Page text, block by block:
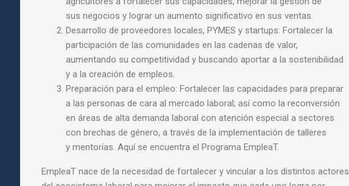
sus negocios y lograr un aumento significativo en sus ventas.
Desarrollo de proveedores locales, PYMES y startups: Fortalecer la
participación de las comunidades en las cadenas de valor,
aumentando su competitividad y buscando aportar a la sostenibilidad
y a la creación de empleos.
Preparación para el empleo: Fortalecer las capacidades para preparar
a las personas de cara al mercado laboral; así como la reconversión
en áreas de alta demanda laboral con atención especial a sectores
con brechas de género, a través de la implementación de talleres
y mentorías. Aquí se encuentra el Programa EmpleaT.
EmpleaT nace de la necesidad de fortalecer y vincular a los distintos actores